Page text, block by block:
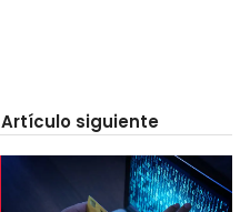
Artículo siguiente